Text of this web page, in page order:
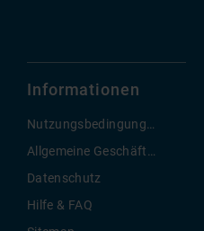
Informationen
Nutzungsbedingungen
Allgemeine Geschäftsbedingungen
Datenschutz
Hilfe & FAQ